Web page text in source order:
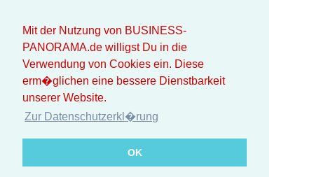
Mit der Nutzung von BUSINESS-
PANORAMA.de willigst Du in die
Verwendung von Cookies ein. Diese
erm�glichen eine bessere Dienstbarkeit
unserer Website.
Zur Datenschutzerkl�rung
OK